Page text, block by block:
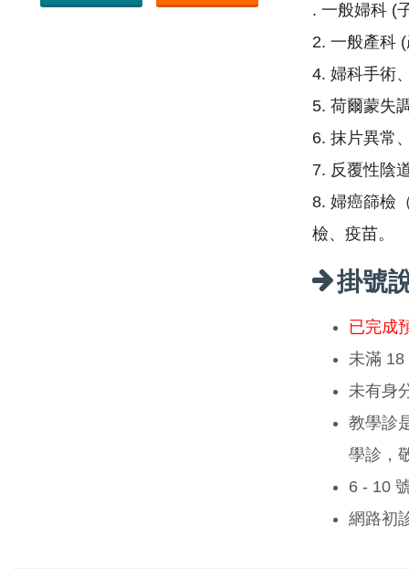
. 一般婦科 (
2. 一般產科
4. 婦科手術
5. 荷爾蒙失
6. 抹片異常
7. 反覆性陰
8. 婦癌篩檢
檢、疫苗。
掛號
已完成
未滿 18
未有身
教學診
學診，
6 - 10
網路初